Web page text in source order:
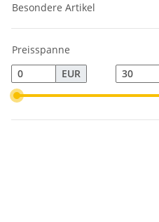
Besondere Artikel
Preisspanne
EUR